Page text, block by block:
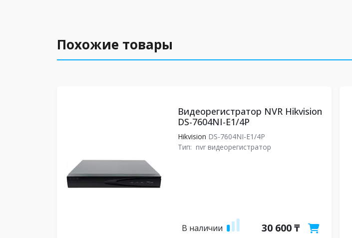
Похожие товары
Видеорегистратор NVR Hikvision
DS-7604NI-E1/4P
Hikvision DS-7604NI-E1/4P
Тип: nvr видеорегистратор
В наличии 30 600 ₸